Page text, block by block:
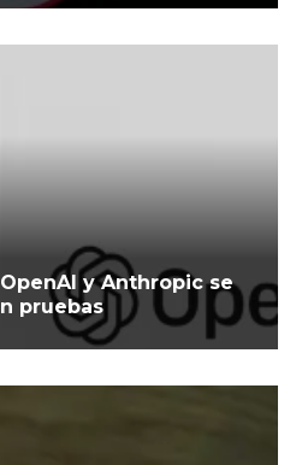
y Anthropic se
pruebas